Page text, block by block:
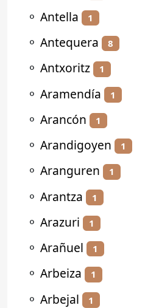
⚬ Antella 1
⚬ Antequera 8
⚬ Antxoritz 1
⚬ Aramendía 1
⚬ Arancón 1
⚬ Arandigoyen 1
⚬ Aranguren 1
⚬ Arantza 1
⚬ Arazuri 1
⚬ Arañuel 1
⚬ Arbeiza 1
⚬ Arbejal 1